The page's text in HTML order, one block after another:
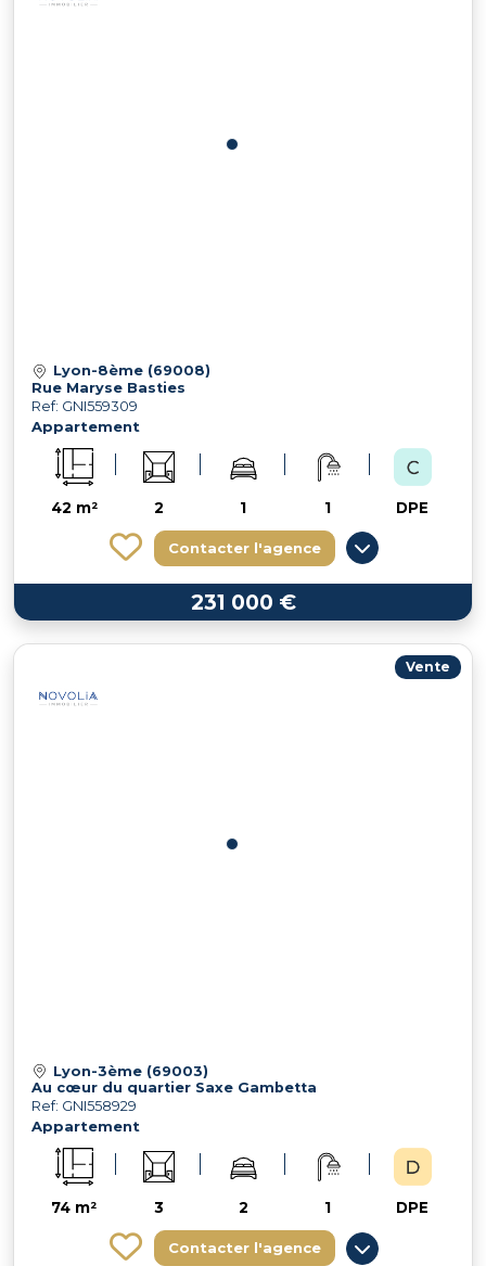
Lyon-8ème (69008)
Rue Maryse Basties
Ref: GNI559309
Appartement
42 m² 2 1 1 DPE
Contacter l'agence
231 000 €
Vente
Lyon-3ème (69003)
Au cœur du quartier Saxe Gambetta
Ref: GNI558929
Appartement
74 m² 3 2 1 DPE
Contacter l'agence